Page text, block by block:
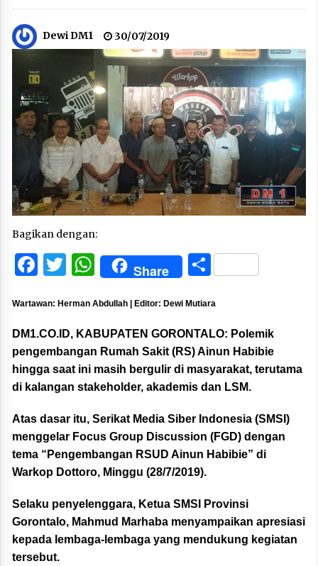
Dewi DM1 30/07/2019
Bagikan dengan:
Facebook
Twitter
WhatsApp
Share Share
Wartawan: Herman Abdullah | Editor: Dewi Mutiara
DM1.CO.ID, KABUPATEN GORONTALO: Polemik
pengembangan Rumah Sakit (RS) Ainun Habibie
hingga saat ini masih bergulir di masyarakat, terutama
di kalangan stakeholder, akademis dan LSM.
Atas dasar itu, Serikat Media Siber Indonesia (SMSI)
menggelar Focus Group Discussion (FGD) dengan
tema “Pengembangan RSUD Ainun Habibie” di
Warkop Dottoro, Minggu (28/7/2019).
Selaku penyelenggara, Ketua SMSI Provinsi
Gorontalo, Mahmud Marhaba menyampaikan apresiasi
kepada lembaga-lembaga yang mendukung kegiatan
tersebut.